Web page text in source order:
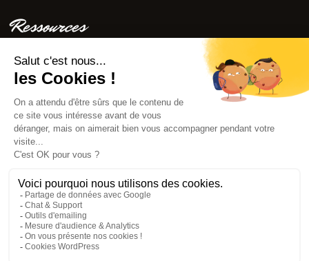
Ressources
Étude de cas client
Conseils
FAQ
Blog
Nous suivre